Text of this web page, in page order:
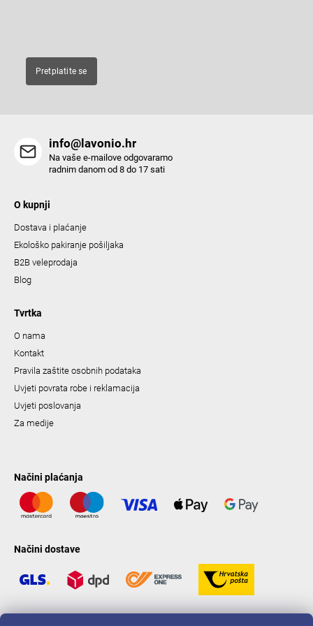
Pretplatite se
info@lavonio.hr
Na vaše e-mailove odgovaramo
radnim danom od 8 do 17 sati
O kupnji
Dostava i plaćanje
Ekološko pakiranje pošiljaka
B2B veleprodaja
Blog
Tvrtka
O nama
Kontakt
Pravila zaštite osobnih podataka
Uvjeti povrata robe i reklamacija
Uvjeti poslovanja
Za medije
Načini plaćanja
Načini dostave